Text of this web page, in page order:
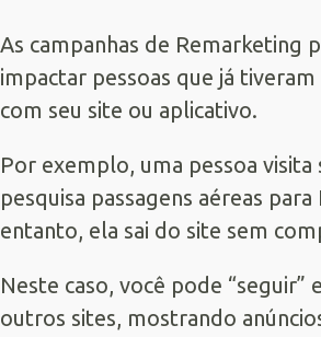
As campanhas de Remarketing
impactar pessoas que já
com seu site ou aplicativo.
Por exemplo, uma pessoa visita
pesquisa passagens aéreas
entanto, ela sai do site sem
Neste caso, você pode “seguir”
outros sites, mostrando